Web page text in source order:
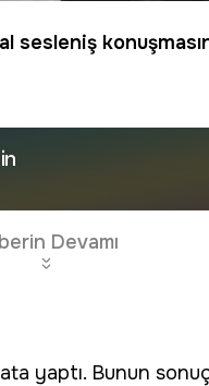
sesleniş
Devamı
yaptı. Bunun